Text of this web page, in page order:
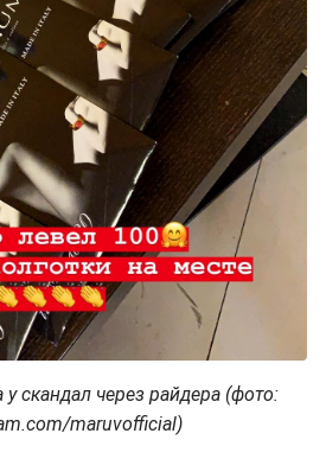
у скандал через райдера (фото:
maruvofficial)